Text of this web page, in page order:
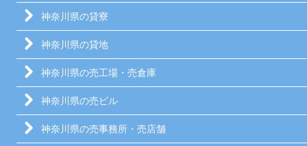
神奈川県の貸寮
神奈川県の貸地
神奈川県の売工場・売倉庫
神奈川県の売ビル
神奈川県の売事務所・売店舗